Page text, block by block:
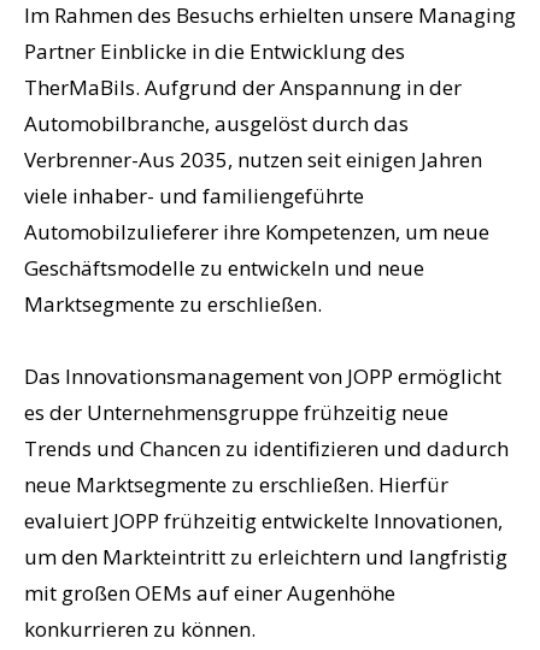
Im Rahmen des Besuchs erhielten unsere Managing
Partner Einblicke in die Entwicklung des
TherMaBils. Aufgrund der Anspannung in der
Automobilbranche, ausgelöst durch das
Verbrenner-Aus 2035, nutzen seit einigen Jahren
viele inhaber- und familiengeführte
Automobilzulieferer ihre Kompetenzen, um neue
Geschäftsmodelle zu entwickeln und neue
Marktsegmente zu erschließen.
Das Innovationsmanagement von JOPP ermöglicht
es der Unternehmensgruppe frühzeitig neue
Trends und Chancen zu identifizieren und dadurch
neue Marktsegmente zu erschließen. Hierfür
evaluiert JOPP frühzeitig entwickelte Innovationen,
um den Markteintritt zu erleichtern und langfristig
mit großen OEMs auf einer Augenhöhe
konkurrieren zu können.